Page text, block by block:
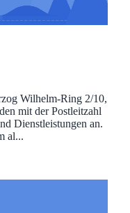
Wilhelm-Ring 2/10,
mit der Postleitzahl
Dienstleistungen an.
al...